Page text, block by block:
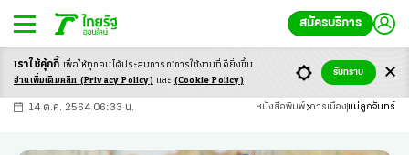
สมัครบริการ
-ก ก ก+
14 ต.ค. 2564 06:33 น. หนังสือพิมพ์ การเมือง แม่ลูกจันทร์
เราใช้คุ้กกี้ เพื่อให้ทุกคนได้ประสบการณ์การใช้งานที่ดียิ่งขึ้น
อ่านเพิ่มเติมคลิก (Privacy Policy) และ (Cookie Policy)
รับทราบ